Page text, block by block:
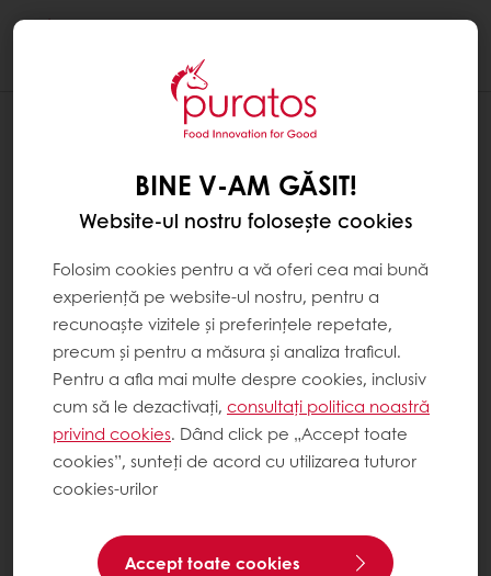
BINE V-AM GĂSIT!
Website-ul nostru folosește cookies
Folosim cookies pentru a vă oferi cea mai bună
experiență pe website-ul nostru, pentru a
recunoaște vizitele și preferințele repetate,
precum și pentru a măsura și analiza traficul.
Pentru a afla mai multe despre cookies, inclusiv
cum să le dezactivați, consultați politica noastră
privind cookies. Dând click pe „Accept toate
cookies”, sunteți de acord cu utilizarea tuturor
cookies-urilor
Accept toate cookies